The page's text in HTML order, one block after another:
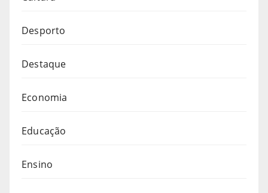
Desporto
Destaque
Economia
Educação
Ensino